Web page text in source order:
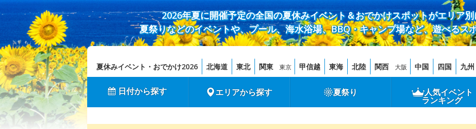
2026年夏に開催予定の全国の夏休みイベント＆おでかけスポットがエリア
夏祭りなどのイベントや、プール、海水浴場、BBQ・キャンプ場など、遊べるス
夏休みイベント・おでかけ2026 北海道 東北 関東 東京 甲信越 東海 北陸 関西 大阪 中国 四国 九
日付から探す エリアから探す 夏祭り 人気イベント
ランキング